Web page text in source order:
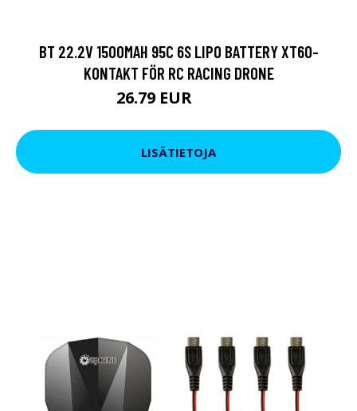
BT 22.2V 1500MAH 95C 6S LIPO BATTERY XT60-
KONTAKT FÖR RC RACING DRONE
26.79 EUR
LISÄTIETOJA